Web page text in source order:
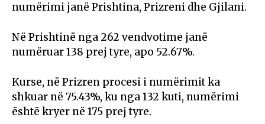
numërimi janë Prishtina, Prizreni dhe Gjilani.
Në Prishtinë nga 262 vendvotime janë
numëruar 138 prej tyre, apo 52.67%.
Kurse, në Prizren procesi i numërimit ka
shkuar në 75.43%, ku nga 132 kuti, numërimi
është kryer në 175 prej tyre.